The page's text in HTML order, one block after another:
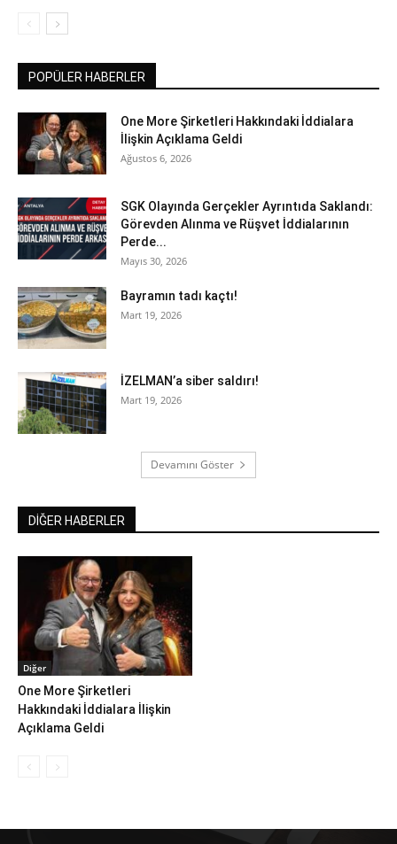
POPÜLER HABERLER
One More Şirketleri Hakkındaki İddialara
İlişkin Açıklama Geldi
Ağustos 6, 2026
SGK Olayında Gerçekler Ayrıntıda Saklandı:
Görevden Alınma ve Rüşvet İddialarının
Perde...
Mayıs 30, 2026
Bayramın tadı kaçtı!
Mart 19, 2026
İZELMAN’a siber saldırı!
Mart 19, 2026
Devamını Göster
DİĞER HABERLER
Diğer
One More Şirketleri
Hakkındaki İddialara İlişkin
Açıklama Geldi